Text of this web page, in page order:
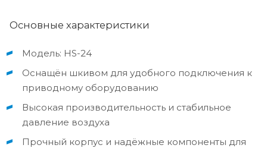
Основные характеристики
Модель: HS-24
Оснащён шкивом для удобного подключения к
приводному оборудованию
Высокая производительность и стабильное
давление воздуха
Прочный корпус и надёжные компоненты для